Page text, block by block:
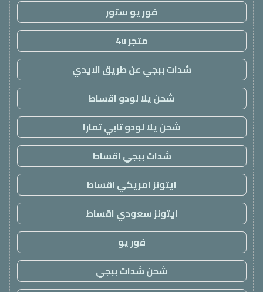
فور يو ستور
متجر 4u
شدات ببجي عن طريق الايدي
شحن يلا لودو اقساط
شحن يلا لودو تابي تمارا
شدات ببجي اقساط
ايتونز امريكي اقساط
ايتونز سعودي اقساط
فور يو
شحن شدات ببجي